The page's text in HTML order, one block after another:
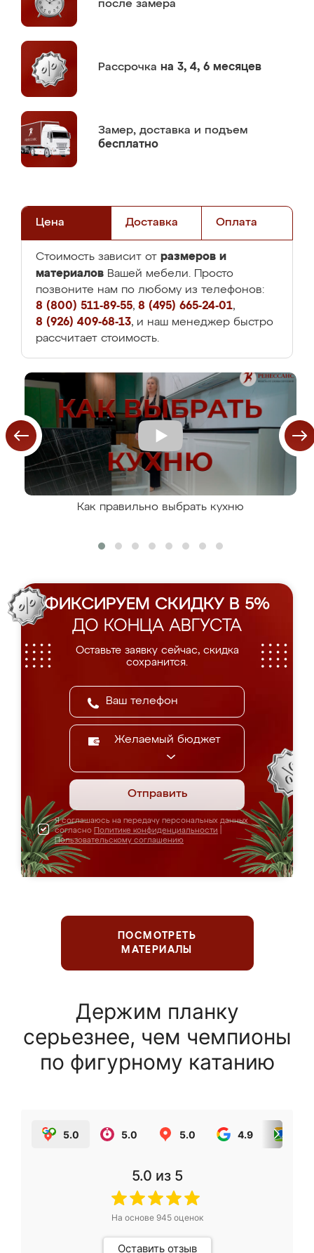
после замера
Рассрочка на 3, 4, 6 месяцев
Замер, доставка и подъем
бесплатно
Цена Доставка Оплата
Стоимость зависит от размеров и
материалов Вашей мебели. Просто
позвоните нам по любому из телефонов:
8 (800) 511-89-55, 8 (495) 665-24-01,
8 (926) 409-68-13, и наш менеджер быстро
рассчитает стоимость.
Как правильно выбрать кухню
ФИКСИРУЕМ СКИДКУ В 5%
ДО КОНЦА АВГУСТА
Оставьте заявку сейчас, скидка
сохранится.
Желаемый бюджет
Отправить
Я соглашаюсь на передачу персональных данных
согласно Политике конфиденциальности
Пользовательскому соглашению
ПОСМОТРЕТЬ
МАТЕРИАЛЫ
Держим планку
серьезнее, чем чемпионы
по фигурному катанию
5.0 5.0 5.0 4.9
5.0 из 5
На основе 945оценок
Оставить отзыв